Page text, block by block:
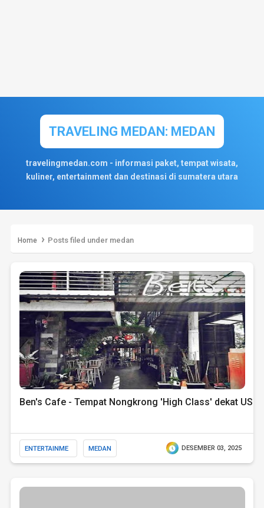
TRAVELING MEDAN: MEDAN
travelingmedan.com - informasi paket, tempat wisata,
kuliner, entertainment dan destinasi di sumatera utara
Home › Posts filed under medan
Ben's Cafe - Tempat Nongkrong 'High Class' dekat USU
ENTERTAINME
NT
MEDAN DESEMBER 03, 2025